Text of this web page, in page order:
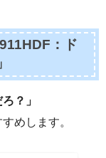
：ド
？」
めします。